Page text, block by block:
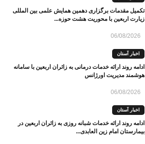
تکمیل مقدمات برگزاری دهمین همایش علمی بین المللی
زیارت اربعین با محوریت هشت حوزه...
06/08/2026
اخبار آستان
ادامه روند ارائه خدمات درمانی به زائران اربعین با سامانه
هوشمند مدیریت اورژانس
06/08/2026
اخبار آستان
ادامه روند ارائه خدمات شبانه روزی به زائران اربعین در
بیمارستان امام زین العابدی...